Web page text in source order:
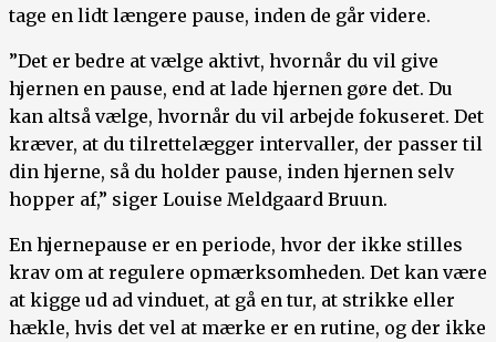
tage en lidt længere pause, inden de går videre.
”Det er bedre at vælge aktivt, hvornår du vil give
hjernen en pause, end at lade hjernen gøre det. Du
kan altså vælge, hvornår du vil arbejde fokuseret. Det
kræver, at du tilrettelægger intervaller, der passer til
din hjerne, så du holder pause, inden hjernen selv
hopper af,” siger Louise Meldgaard Bruun.
En hjernepause er en periode, hvor der ikke stilles
krav om at regulere opmærksomheden. Det kan være
at kigge ud ad vinduet, at gå en tur, at strikke eller
hækle, hvis det vel at mærke er en rutine, og der ikke